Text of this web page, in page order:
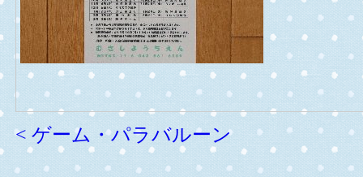
< ゲーム・パラバルーン